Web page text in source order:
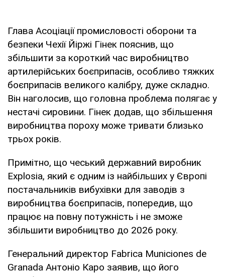
Глава Асоціації промисловості оборони та
безпеки Чехії Йіржі Гінек пояснив, що
збільшити за короткий час виробництво
артилерійських боєприпасів, особливо тяжких
боєприпасів великого калібру, дуже складно.
Він наголосив, що головна проблема полягає у
нестачі сировини. Гінек додав, що збільшення
виробництва пороху може тривати близько
трьох років.
Примітно, що чеський державний виробник
Explosia, який є одним із найбільших у Європі
постачальників вибухівки для заводів з
виробництва боєприпасів, попередив, що
працює на повну потужність і не зможе
збільшити виробництво до 2026 року.
Генеральний директор Fabrica Municiones de
Granada Антоніо Каро заявив, що його